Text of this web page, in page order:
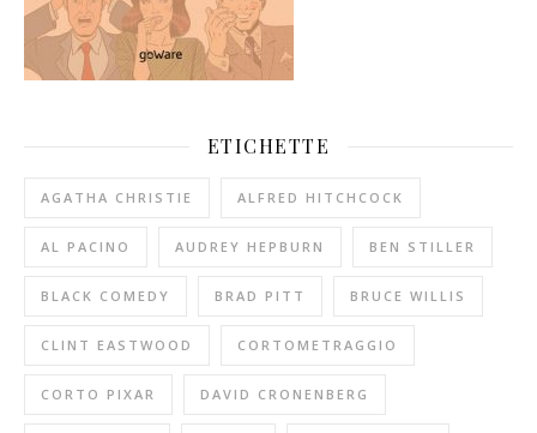
ETICHETTE
AGATHA CHRISTIE ALFRED HITCHCOCK
AL PACINO AUDREY HEPBURN BEN STILLER
BLACK COMEDY BRAD PITT BRUCE WILLIS
CLINT EASTWOOD CORTOMETRAGGIO
CORTO PIXAR DAVID CRONENBERG